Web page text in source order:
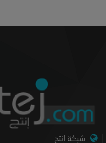
شبكة إنتج